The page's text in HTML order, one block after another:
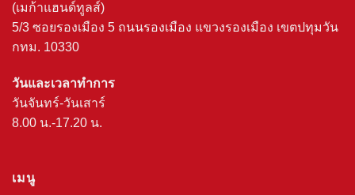
(เมก้าแฮนด์ทูลส์)
5/3 ซอยรองเมือง 5 ถนนรองเมือง แขวงรองเมือง เขตปทุมวัน
กทม. 10330
วันและเวลาทำการ
วันจันทร์-วันเสาร์
8.00 น.-17.20 น.
เมนู